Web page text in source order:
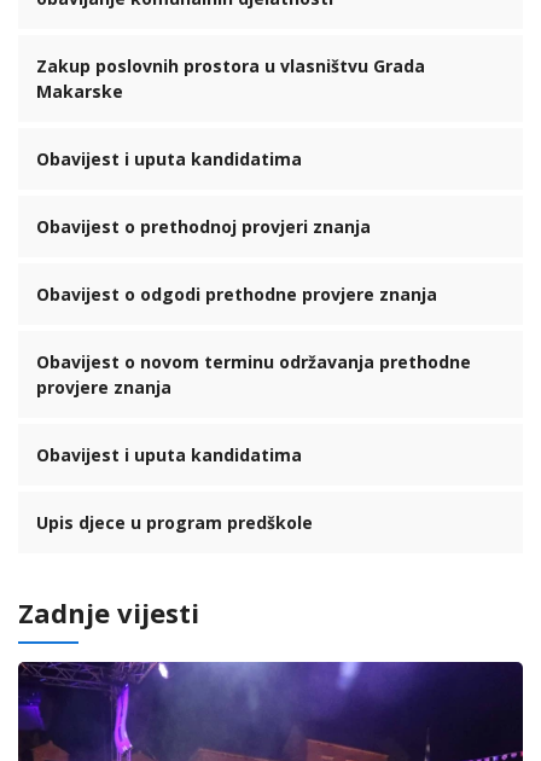
Zakup poslovnih prostora u vlasništvu Grada
Makarske
Obavijest i uputa kandidatima
Obavijest o prethodnoj provjeri znanja
Obavijest o odgodi prethodne provjere znanja
Obavijest o novom terminu održavanja prethodne
provjere znanja
Obavijest i uputa kandidatima
Upis djece u program predškole
Zadnje vijesti